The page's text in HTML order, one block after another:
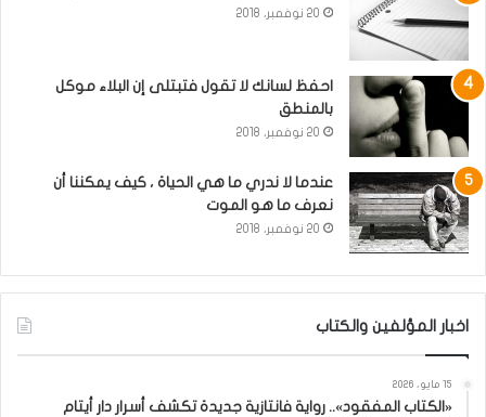
20 نوفمبر، 2018
احفظ لسانك لا تقول فتبتلى إن البلاء موكل
بالمنطق
20 نوفمبر، 2018
عندما لا ندري ما هي الحياة ، كيف يمكننا أن
نعرف ما هو الموت
20 نوفمبر، 2018
اخبار المؤلفين والكتاب
15 مايو، 2026
«الكتاب المفقود».. رواية فانتازية جديدة تكشف أسرار دار أيتام